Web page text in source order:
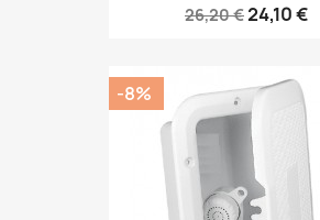
26,20 €24,10 €
-8%